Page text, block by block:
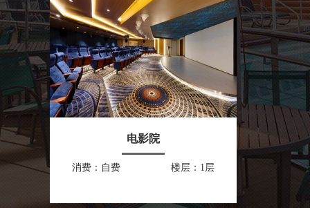
电影院
消费：自费 楼层：1层